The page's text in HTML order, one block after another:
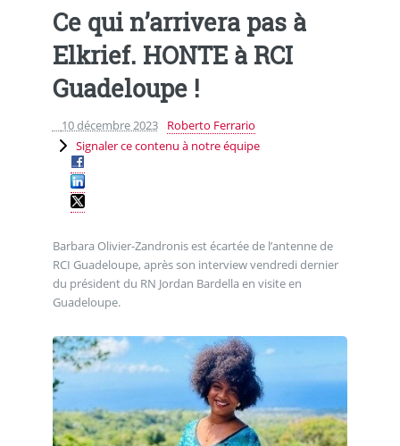
Ce qui n’arrivera pas à
Elkrief. HONTE à RCI
Guadeloupe !
10 décembre 2023
Roberto Ferrario
Signaler ce contenu à notre équipe
Barbara Olivier-Zandronis est écartée de l’antenne de
RCI Guadeloupe, après son interview vendredi dernier
du président du RN Jordan Bardella en visite en
Guadeloupe.